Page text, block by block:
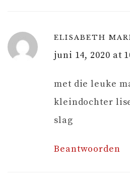
ELISABETH
juni 14, 2020 at
met die leuke
kleindochter
slag
Beantwoorden